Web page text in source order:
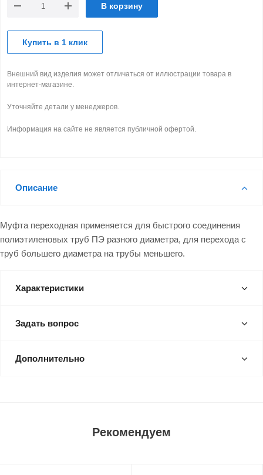
В корзину
Купить в 1 клик
Внешний вид изделия может отличаться от иллюстрации товара в
интернет-магазине.
Уточняйте детали у менеджеров.
Информация на сайте не является публичной офертой.
Описание
Муфта переходная применяется для быстрого соединения
полиэтиленовых труб ПЭ разного диаметра, для перехода с
труб большего диаметра на трубы меньшего.
Характеристики
Задать вопрос
Дополнительно
Рекомендуем